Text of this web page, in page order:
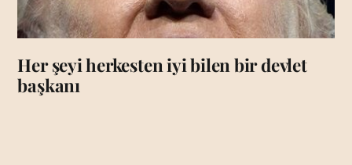
Her şeyi herkesten iyi bilen bir devlet
başkanı